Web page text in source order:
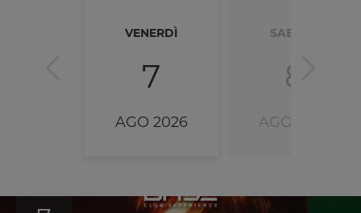
VENERDÌ
7
AGO 2026
SABATO
8
AGO 2026